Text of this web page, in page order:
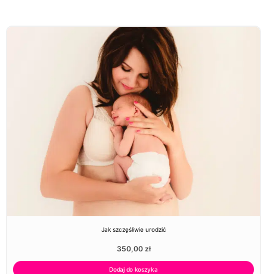
Jak szczęśliwie urodzić
350,00 zł
Dodaj do koszyka